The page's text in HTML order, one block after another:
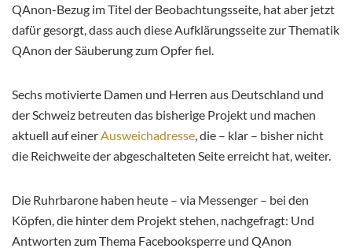
QAnon-Bezug im Titel der Beobachtungsseite, hat aber jetzt
dafür gesorgt, dass auch diese Aufklärungsseite zur Thematik
QAnon der Säuberung zum Opfer fiel.
Sechs motivierte Damen und Herren aus Deutschland und
der Schweiz betreuten das bisherige Projekt und machen
aktuell auf einerAusweichadresse, die – klar – bisher nicht
die Reichweite der abgeschalteten Seite erreicht hat, weiter.
Die Ruhrbarone haben heute – via Messenger – bei den
Köpfen, die hinter dem Projekt stehen, nachgefragt: Und
Antworten zum Thema Facebooksperre und QAnon